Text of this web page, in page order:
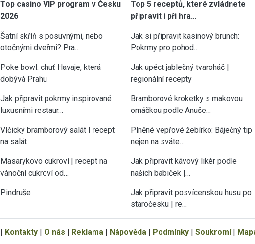
Top casino VIP program v Česku
2026
Šatní skříň s posuvnými, nebo
otočnými dveřmi? Pra…
Poke bowl: chuť Havaje, která
dobývá Prahu
Jak připravit pokrmy inspirované
luxusními restaur…
Vlčický bramborový salát | recept
na salát
Masarykovo cukroví | recept na
vánoční cukroví od…
Pindruše
Top 5 receptů, které zvládnete
připravit i při hra…
Jak si připravit kasinový brunch:
Pokrmy pro pohod…
Jak upéct jablečný tvaroháč |
regionální recepty
Bramborové kroketky s makovou
omáčkou podle Anuše…
Plněné vepřové žebírko: Báječný tip
nejen na sváte…
Jak připravit kávový likér podle
našich babiček |…
Jak připravit posvícenskou husu po
staročesku | re…
Kontakty O nás Reklama Nápověda Podmínky Soukromí|